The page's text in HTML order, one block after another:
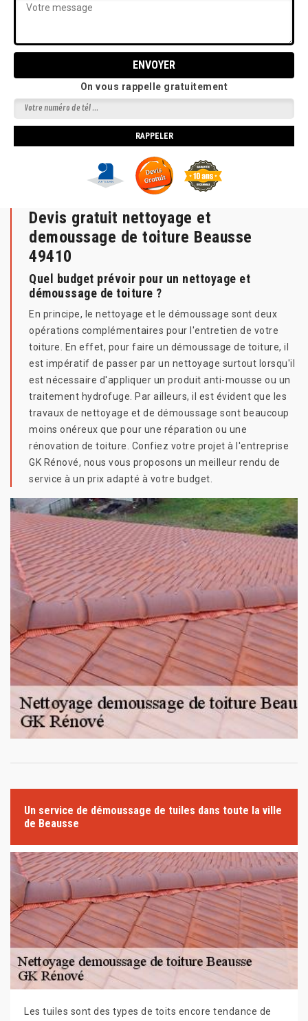
On vous rappelle gratuitement
Devis gratuit nettoyage et
demoussage de toiture Beausse
49410
Quel budget prévoir pour un nettoyage et
démoussage de toiture ?
En principe, le nettoyage et le démoussage sont deux
opérations complémentaires pour l'entretien de votre
toiture. En effet, pour faire un démoussage de toiture, il
est impératif de passer par un nettoyage surtout lorsqu'il
est nécessaire d'appliquer un produit anti-mousse ou un
traitement hydrofuge. Par ailleurs, il est évident que les
travaux de nettoyage et de démoussage sont beaucoup
moins onéreux que pour une réparation ou une
rénovation de toiture. Confiez votre projet à l'entreprise
GK Rénové, nous vous proposons un meilleur rendu de
service à un prix adapté à votre budget.
Un service de démoussage de tuiles dans toute la ville
de Beausse
Les tuiles sont des types de toits encore tendance de